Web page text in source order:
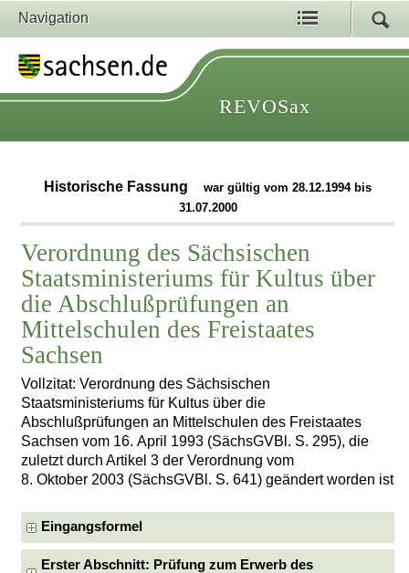
Navigation
REVOSax
Historische Fassung
war gültig vom 28.12.1994 bis
31.07.2000
Verordnung des Sächsischen
Staatsministeriums für Kultus über
die Abschlußprüfungen an
Mittelschulen des Freistaates
Sachsen
Vollzitat: Verordnung des Sächsischen
Staatsministeriums für Kultus über die
Abschlußprüfungen an Mittelschulen des Freistaates
Sachsen vom 16. April 1993 (SächsGVBl. S. 295), die
zuletzt durch Artikel 3 der Verordnung vom
8. Oktober 2003 (SächsGVBl. S. 641) geändert worden ist
Eingangsformel
Erster Abschnitt: Prüfung zum Erwerb des